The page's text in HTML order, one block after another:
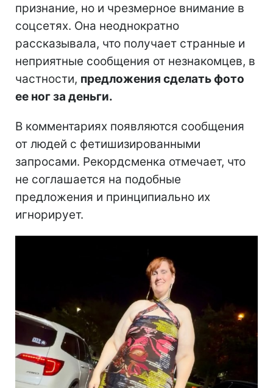
признание, но и чрезмерное внимание в
соцсетях. Она неоднократно
рассказывала, что получает странные и
неприятные сообщения от незнакомцев, в
частности, предложения сделать фото
ее ног за деньги.
В комментариях появляются сообщения
от людей с фетишизированными
запросами. Рекордсменка отмечает, что
не соглашается на подобные
предложения и принципиально их
игнорирует.